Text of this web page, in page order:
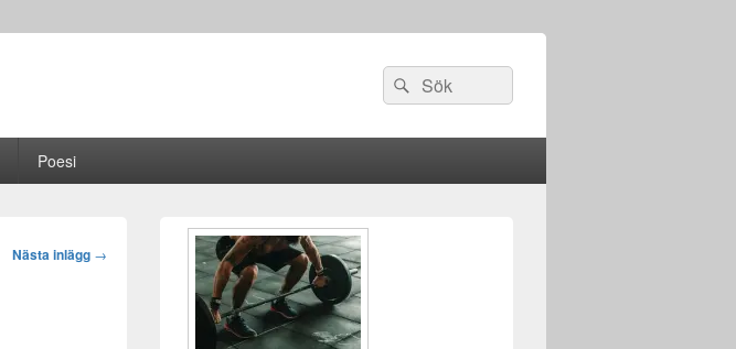
Sök
efter:
Sök
Poesi
Nästa inlägg →
Primära
sidofältet
Widget
område